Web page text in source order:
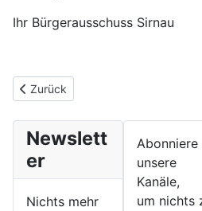
Ihr Bürgerausschuss Sirnau
Vorheriger Beitrag: 15.07.2022 -
Zurück
Newslett
er
Nichts mehr
Abonniere
unsere
Kanäle,
um nichts